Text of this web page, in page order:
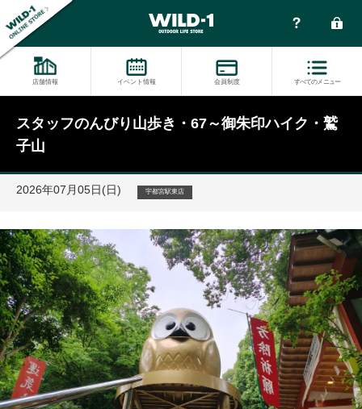
店舗情報 イベント情報 会員制度 すべてのメニュー
スタッフのんびり山歩き・67～御朱印ハイク・鷲
子山
2026年07月05日(日) 宇都宮駅東店